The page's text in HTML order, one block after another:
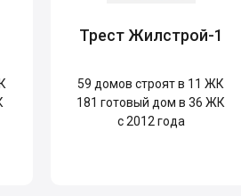
Трест Жилстрой-1
59 домов строят в 11 ЖК
181 готовый дом в 36 ЖК
с 2012 года